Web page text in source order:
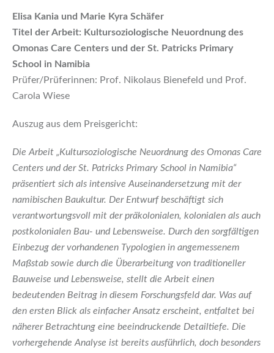
Elisa Kania und Marie Kyra Schäfer
Titel der Arbeit: Kultursoziologische Neuordnung des
Omonas Care Centers und der St. Patricks Primary
School in Namibia
Prüfer/Prüferinnen: Prof. Nikolaus Bienefeld und Prof.
Carola Wiese
Auszug aus dem Preisgericht:
Die Arbeit „Kultursoziologische Neuordnung des Omonas Care
Centers und der St. Patricks Primary School in Namibia“
präsentiert sich als intensive Auseinandersetzung mit der
namibischen Baukultur. Der Entwurf beschäftigt sich
verantwortungsvoll mit der präkolonialen, kolonialen als auch
postkolonialen Bau- und Lebensweise. Durch den sorgfältigen
Einbezug der vorhandenen Typologien in angemessenem
Maßstab sowie durch die Überarbeitung von traditioneller
Bauweise und Lebensweise, stellt die Arbeit einen
bedeutenden Beitrag in diesem Forschungsfeld dar. Was auf
den ersten Blick als einfacher Ansatz erscheint, entfaltet bei
näherer Betrachtung eine beeindruckende Detailtiefe. Die
vorhergehende Analyse ist bereits ausführlich, doch besonders